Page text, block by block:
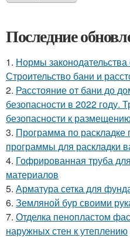
Последние
1. Нормы законодательства
Строительство бани и
2. Расстояние от бани до
безопасности в 2022 году.
безопасности к
3. Программа по раскладке
программы для раскладки
4. Гофрированная труба
материалов
5. Арматура сетка для
6. Земляной бур своими
7. Отделка пенопластом
наружных стен к утеплению